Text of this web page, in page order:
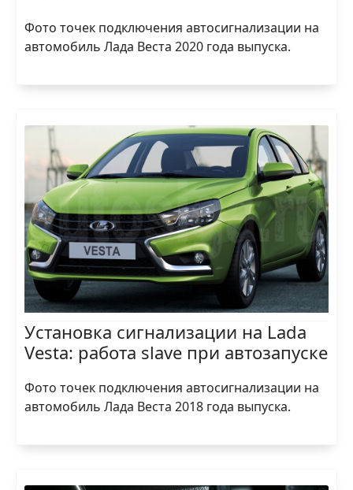
Фото точек подключения автосигнализации на
автомобиль Лада Веста 2020 года выпуска.
Установка сигнализации на Lada
Vesta: работа slave при автозапуске
Фото точек подключения автосигнализации на
автомобиль Лада Веста 2018 года выпуска.